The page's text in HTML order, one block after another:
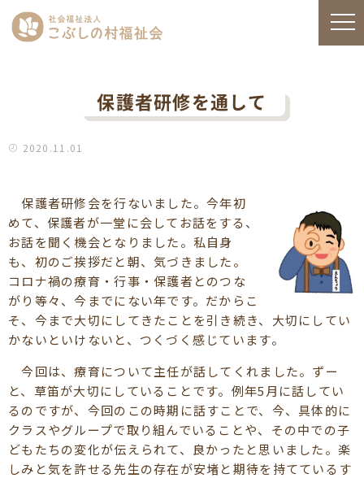
保護者研修を通して
2020.11.01
保護者研修会を行ないました。今年初
めて、保護者が一堂に会してお話をする、
お話を聞く機会となりました。私自身
も、初のご挨拶だと朝、気づきました。
コロナ禍の療育・行事・保護者とのつな
がり等々、今までにない年です。だからこ
そ、今まで大切にしてきたことを引き続き、大切にしてい
かないといけないと、つくづく感じています。
今回は、療育について主任が話してくれました。ずー
と、草笛が大切にしていることです。例年5月に話してい
るのですが、今回のこの時期に話すことで、今、具体的に
クラスやグループで取り組んでいることや、その中での子
どもたちの変化が伝えられて、良かったと思いました。楽
しみと気を許せる先生の存在が安堵と期待を持てているす